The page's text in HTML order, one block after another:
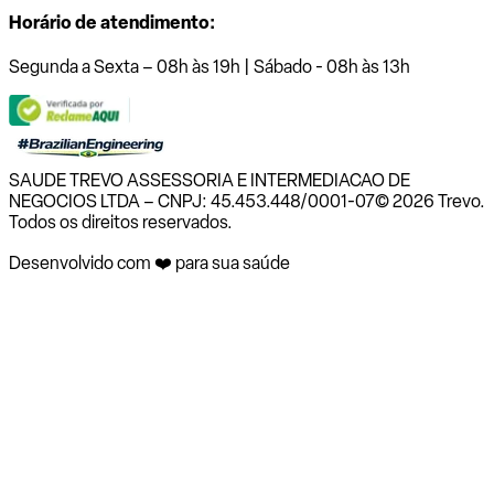
Horário de atendimento:
Segunda a Sexta – 08h às 19h | Sábado - 08h às 13h
SAUDE TREVO ASSESSORIA E INTERMEDIACAO DE
NEGOCIOS LTDA – CNPJ: 45.453.448/0001-07© 2026 Trevo.
Todos os direitos reservados.
Desenvolvido com ❤️ para sua saúde